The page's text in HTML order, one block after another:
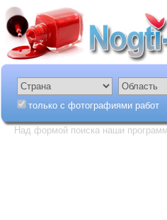
только с фотографиями работ
Над формой поиска наши